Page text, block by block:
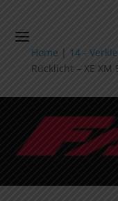
Home | 14 -
Rücklicht – XE XM